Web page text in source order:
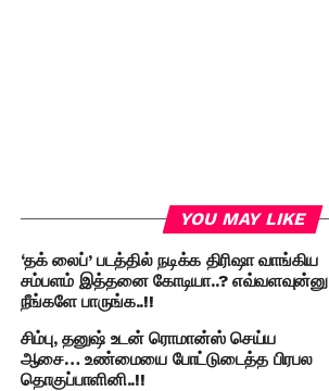
YOU MAY LIKE
‘தக் லைப்’ படத்தில் நடிக்க திரிஷா வாங்கிய
சம்பளம் இத்தனை கோடியா..? எவ்வளவுன்னு
நீங்களே பாருங்க..!!
சிம்பு, தனுஷ் உடன் ரொமான்ஸ் செய்ய
ஆசை… உண்மையை போட்டுடைத்த பிரபல
தொகுப்பாளினி..!!